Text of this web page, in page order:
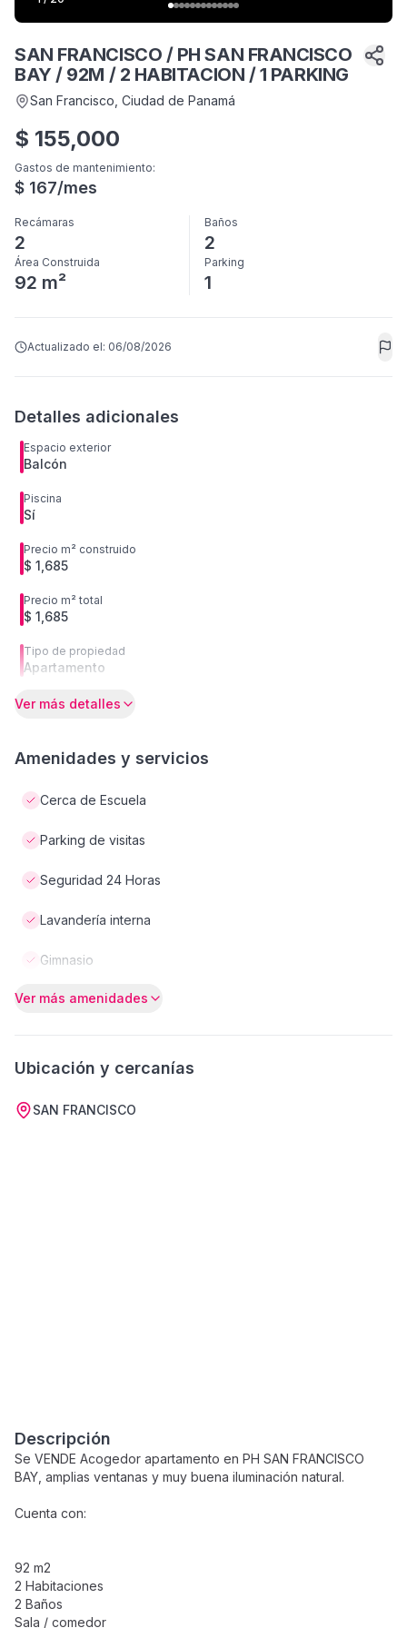
SAN FRANCISCO / PH SAN FRANCISCO
BAY / 92M / 2 HABITACION / 1 PARKING
San Francisco , Ciudad de Panamá
$ 155,000
Gastos de mantenimiento:
$ 167/mes
Recámaras
2
Baños
2
Área Construida
92 m²
Parking
1
Actualizado el: 06/08/2026
Detalles adicionales
Espacio exterior
Balcón
Piscina
Sí
Precio m² construido
$ 1,685
Precio m² total
$ 1,685
Tipo de propiedad
Apartamento
Ver más detalles
Amenidades y servicios
Cerca de Escuela
Parking de visitas
Seguridad 24 Horas
Lavandería interna
Gimnasio
Ver más amenidades
Ubicación y cercanías
SAN FRANCISCO
Descripción
Se VENDE Acogedor apartamento en PH SAN FRANCISCO
BAY, amplias ventanas y muy buena iluminación natural.
Cuenta con:
92 m2
2 Habitaciones
2 Baños
Sala / comedor